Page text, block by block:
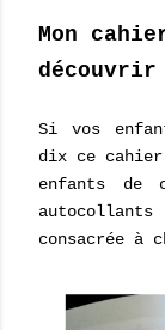
Mon
découvrir
Si vos
dix ce
enfants de
consacrée à